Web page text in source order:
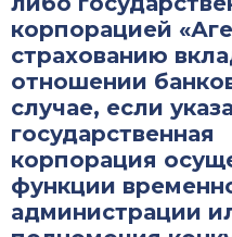
корпорацией
страхованию
отношении
случае, если
государственная
корпорация
функции
администрации